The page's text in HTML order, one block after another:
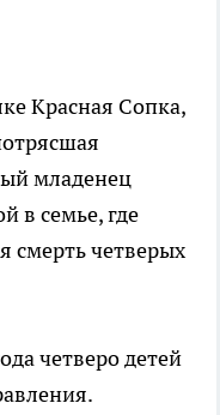
Красная Сопка,
младенец
в семье, где
смерть четверых
четверо детей